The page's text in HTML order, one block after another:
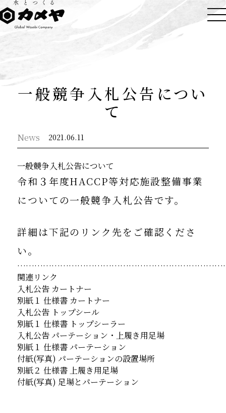
一般競争入札公告につい
て
News 2021.06.11
一般競争入札公告について
令和３年度HACCP等対応施設整備事業
についての一般競争入札公告です。
詳細は下記のリンク先をご確認くださ
い。
関連リンク
入札公告 カートナー
別紙１ 仕様書 カートナー
入札公告 トップシール
別紙１ 仕様書 トップシーラー
入札公告 パーテーション・上履き用足場
別紙１ 仕様書 パーテーション
付紙(写真) パーテーションの設置場所
別紙２ 仕様書 上履き用足場
付紙(写真) 足場とパーテーション